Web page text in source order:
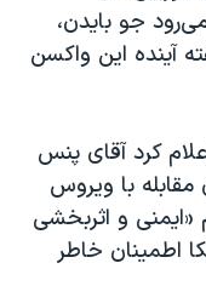
جو بایدن،
آینده این واکسن
کرد آقای پنس
با ویروس
«ایمنی و اثربخشی
اطمینان خاطر